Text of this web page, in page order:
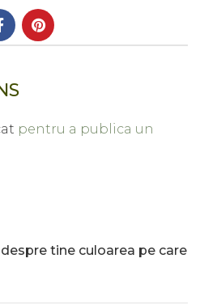
pentru a publica un
tine culoarea pe care